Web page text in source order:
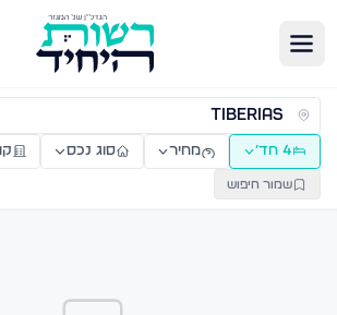
דירות למכירה ולהשכרה — רשות
4 חד׳ מחיר סוג נכס
שמור חיפוש